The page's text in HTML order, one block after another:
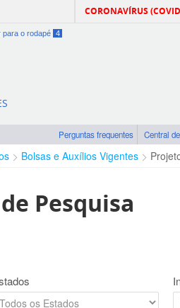
CORONAVÍRUS
para o rodapé 4
Perguntas frequentes Central
Bolsas e Auxílios Vigentes
Pesquisa